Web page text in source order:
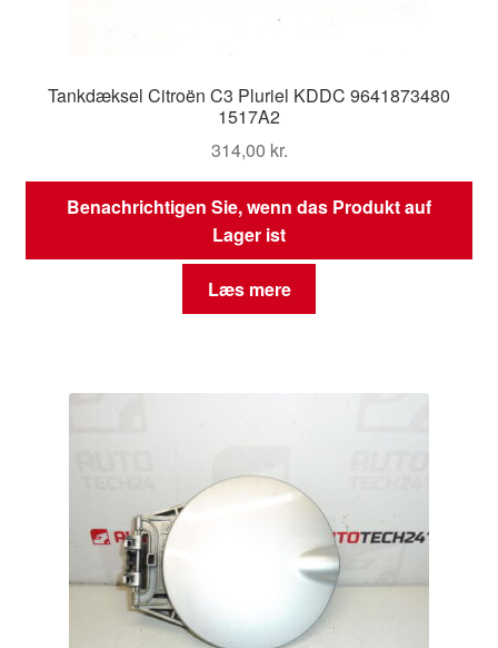
Tankdæksel Citroën C3 Pluriel KDDC 9641873480
1517A2
314,00 kr.
Benachrichtigen Sie, wenn das Produkt auf
Lager ist
Læs mere